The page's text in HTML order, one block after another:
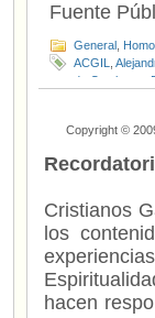
Fuente
General
ACGIL
de Catalunya
Copyright ©
Cristianos
los
hacen